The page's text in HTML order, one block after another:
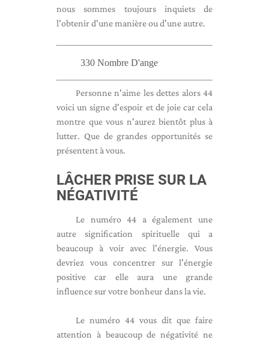
nous sommes toujours inquiets de
l'obtenir d'une manière ou d'une autre.
330 Nombre D'ange
Personne n'aime les dettes alors 44
voici un signe d'espoir et de joie car cela
montre que vous n'aurez bientôt plus à
lutter. Que de grandes opportunités se
présentent à vous.
LÂCHER PRISE SUR LA
NÉGATIVITÉ
Le numéro 44 a également une
autre signification spirituelle qui a
beaucoup à voir avec l'énergie. Vous
devriez vous concentrer sur l'énergie
positive car elle aura une grande
influence sur votre bonheur dans la vie.
Le numéro 44 vous dit que faire
attention à beaucoup de négativité ne